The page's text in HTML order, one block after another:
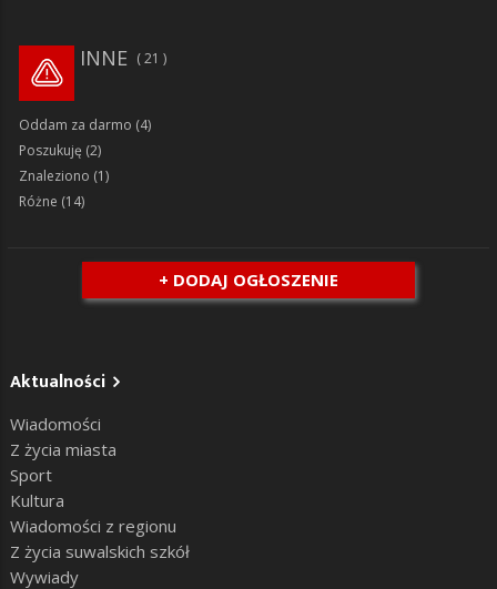
21
INNE
Oddam za darmo (4)
Poszukuję (2)
Znaleziono (1)
Różne (14)
+ DODAJ OGŁOSZENIE
Aktualności
Wiadomości
Z życia miasta
Sport
Kultura
Wiadomości z regionu
Z życia suwalskich szkół
Wywiady